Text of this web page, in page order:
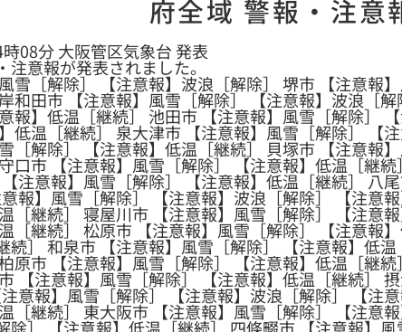
府全域 警報・注意
08分 大阪管区気象台 発表
注意報が発表されました。
雪［解除］ 【注意報】波浪［解除］ 堺市 【注意報
和田市 【注意報】風雪［解除］ 【注意報】波浪［
報】低温［継続］ 池田市 【注意報】風雪［解除］
低温［継続］ 泉大津市 【注意報】風雪［解除］ 【
［解除］ 【注意報】低温［継続］ 貝塚市 【注意報
口市 【注意報】風雪［解除］ 【注意報】低温［継
注意報】風雪［解除］ 【注意報】低温［継続］ 八
報】風雪［解除］ 【注意報】波浪［解除］ 【注意
［継続］ 寝屋川市 【注意報】風雪［解除］ 【注意
［継続］ 松原市 【注意報】風雪［解除］ 【注意報
続］ 和泉市 【注意報】風雪［解除］ 【注意報】低
原市 【注意報】風雪［解除］ 【注意報】低温［継
【注意報】風雪［解除］ 【注意報】低温［継続］
意報】風雪［解除］ 【注意報】波浪［解除］ 【注
［継続］ 東大阪市 【注意報】風雪［解除］ 【注意